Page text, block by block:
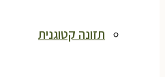
תזונה קטוגנית